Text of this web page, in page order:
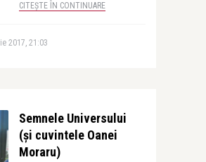
CITEȘTE ÎN CONTINUARE
2017, 21:03
Semnele Universului
(și cuvintele Oanei
Moraru)